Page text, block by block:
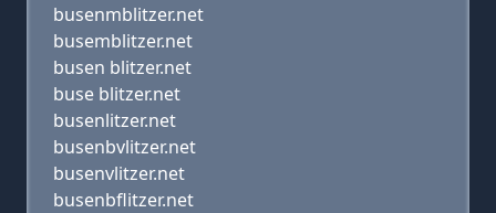
busenmblitzer.net
busemblitzer.net
busen blitzer.net
buse blitzer.net
busenlitzer.net
busenbvlitzer.net
busenvlitzer.net
busenbflitzer.net